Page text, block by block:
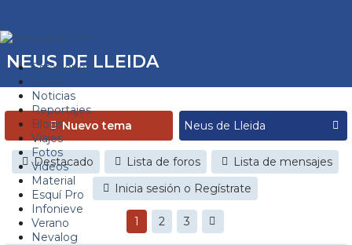
Estaciones
Foros
Noticias
Reportajes
Blogs
Viajes
Fotos
Videos
Material
Esquí Pro
Infonieve
Verano
Nevalog
NEUS DE LLEIDA
Nuevo tema
Destacado Lista de foros
Lista de mensajes
Inicia sesión o Regístrate
1 2 3